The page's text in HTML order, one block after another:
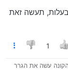
תעשה זאת
1
עשה את הגרר